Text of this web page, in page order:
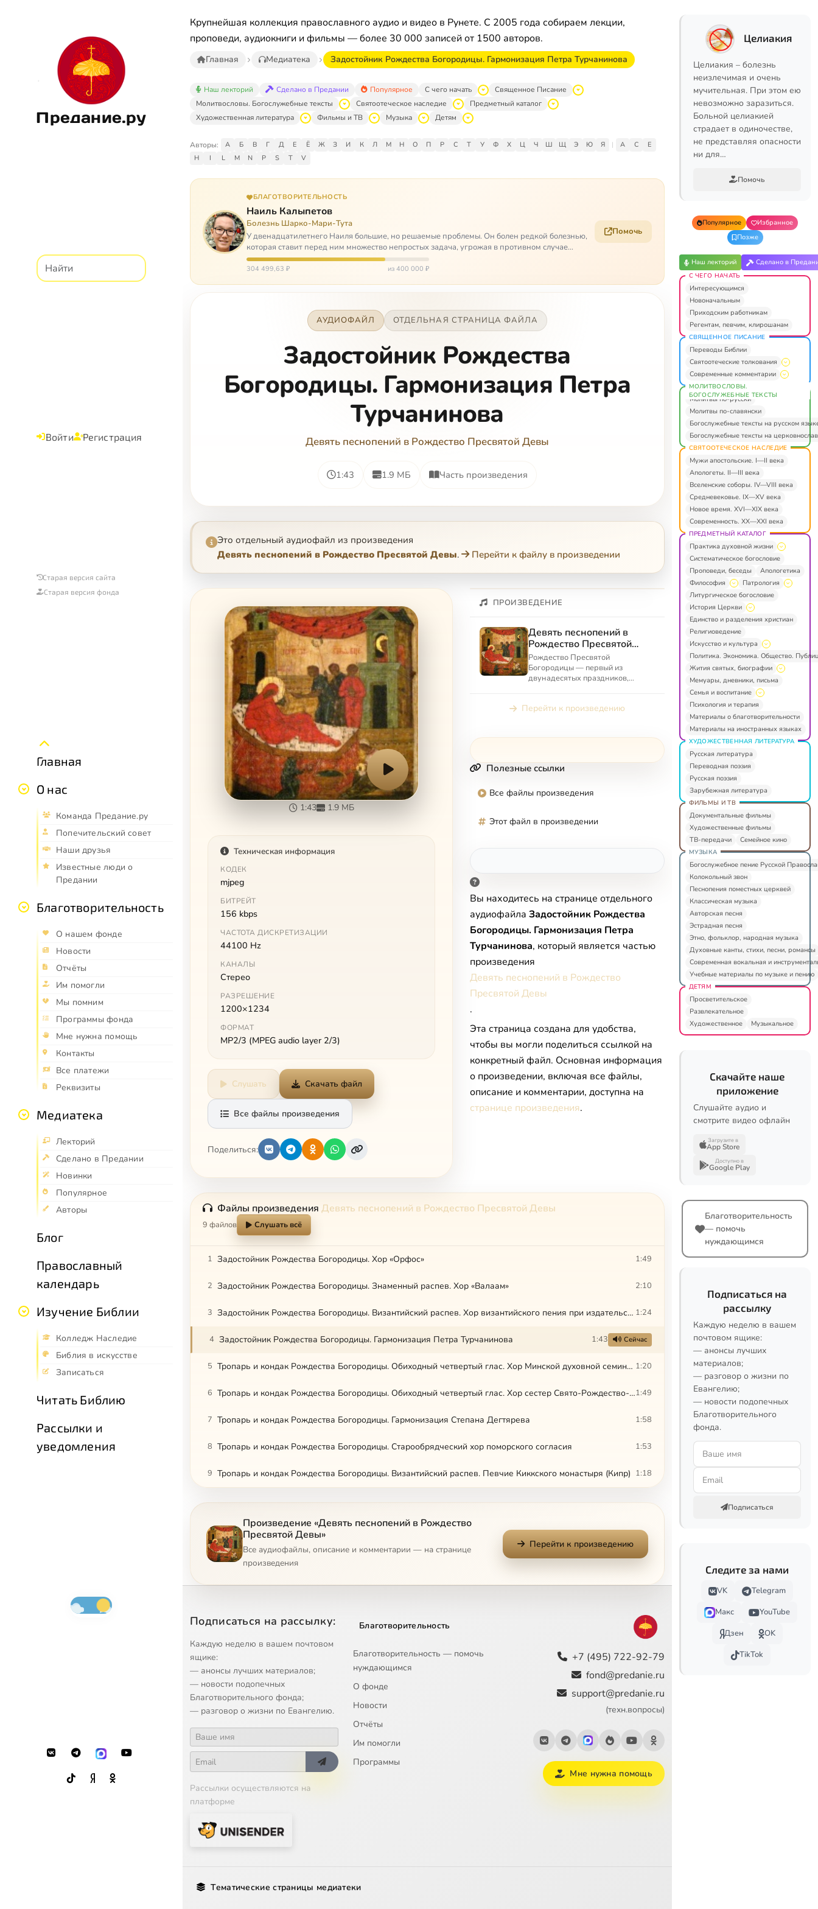
Предание.ру
Войти Регистрация
Старая версия сайта
Старая версия фонда
Главная
О нас
Команда Предание.ру
Попечительский совет
Наши друзья
Известные люди о
Предании
Благотворительность
О нашем фонде
Новости
Отчёты
Им помогли
Мы помним
Программы фонда
Мне нужна помощь
Контакты
Все платежи
Реквизиты
Медиатека
Лекторий
Сделано в Предании
Новинки
Популярное
Авторы
Блог
Православный
календарь
Изучение Библии
Колледж Наследие
Библия в искусстве
Записаться
Читать Библию
Рассылки и
уведомления
Крупнейшая коллекция православного аудио и видео в Рунете. С 2005 года собираем лекции,
проповеди, аудиокниги и фильмы — более 30 000 записей от 1500 авторов.
Главная Медиатека Задостойник Рождества Богородицы. Гармонизация Петра Турчанинова
Наш лекторий Сделано в Предании Популярное С чего начать
Священное Писание
Молитвословы. Богослужебные тексты
Святоотеческое наследие
Предметный каталог
Художественная литература
Фильмы и ТВ Музыка Детям
Авторы: А Б В Г Д Е Ё Ж З И К Л М Н О П Р С Т У Ф Х Ц Ч Ш Щ Э Ю Я | A C
E
H
I L M N P S T V
БЛАГОТВОРИТЕЛЬНОСТЬ
Наиль Калыпетов
Болезнь Шарко-Мари-Тута
У двенадцатилетнего Наиля большие, но решаемые проблемы. Он болен редкой болезнью,
которая ставит перед ним множество непростых задача, угрожая в противном случае
парализацией и да…
304 499,63 ₽ из 400 000 ₽
Помочь
АУДИОФАЙЛ ОТДЕЛЬНАЯ СТРАНИЦА ФАЙЛА
Задостойник Рождества
Богородицы. Гармонизация Петра
Турчанинова
Девять песнопений в Рождество Пресвятой Девы
1:43 1.9 МБ Часть произведения
Это отдельный аудиофайл из произведения
Девять песнопений в Рождество Пресвятой Девы. Перейти к файлу в произведении
1:43 1.9 МБ
Техническая информация
КОДЕК
mjpeg
БИТРЕЙТ
156 kbps
ЧАСТОТА ДИСКРЕТИЗАЦИИ
44100 Hz
КАНАЛЫ
Стерео
РАЗРЕШЕНИЕ
1200×1234
ФОРМАТ
MP2/3 (MPEG audio layer 2/3)
Слушать Скачать файл
Все файлы произведения
Поделиться:
ПРОИЗВЕДЕНИЕ
Девять песнопений в
Рождество Пресвятой
Девы
Рождество Пресвятой
Богородицы — первый из
двунадесятых праздников,
Вы можете послушать в э...
Перейти к произведению
Полезные ссылки
Все файлы произведения
Этот файл в произведении
Вы находитесь на странице отдельного
аудиофайла Задостойник Рождества
Богородицы. Гармонизация Петра
Турчанинова, который является частью
произведения
Девять песнопений в Рождество
Пресвятой Девы
.
Эта страница создана для удобства,
чтобы вы могли поделиться ссылкой на
конкретный файл. Основная информация
о произведении, включая все файлы,
описание и комментарии, доступна на
странице произведения.
Файлы произведения Девять песнопений в Рождество Пресвятой Девы
9 файлов Слушать всё
1 Задостойник Рождества Богородицы. Хор «Орфос» 1:49
2 Задостойник Рождества Богородицы. Знаменный распев. Хор «Валаам» 2:10
3 Задостойник Рождества Богородицы. Византийский распев. Хор византийского пения при издательстве «Святая гора» 1:24
4 Задостойник Рождества Богородицы. Гармонизация Петра Турчанинова 1:43 Сейчас
5 Тропарь и кондак Рождества Богородицы. Обиходный четвертый глас. Хор Минской духовной семинарии 1:20
6 Тропарь и кондак Рождества Богородицы. Обиходный четвертый глас. Хор сестер Свято-Рождество-Богородичного Александровского женского монастыря1:49
7 Тропарь и кондак Рождества Богородицы. Гармонизация Степана Дегтярева 1:58
8 Тропарь и кондак Рождества Богородицы. Старообрядческий хор поморского согласия 1:53
9 Тропарь и кондак Рождества Богородицы. Византийский распев. Певчие Киккского монастыря (Кипр) 1:18
Произведение «Девять песнопений в Рождество
Пресвятой Девы»
Все аудиофайлы, описание и комментарии — на странице
произведения
Перейти к произведению
Подписаться на рассылку:
Каждую неделю в вашем почтовом
ящике:
— анонсы лучших материалов;
— новости подопечных
Благотворительного фонда;
— разговор о жизни по Евангелию.
Рассылки осуществляются на
платформе
Благотворительность
Благотворительность — помочь
нуждающимся
О фонде
Новости
Отчёты
Им помогли
Программы
+7 (495) 722-92-79
fond@predanie.ru
support@predanie.ru
(техн.вопросы)
Мне нужна помощь
Тематические страницы медиатеки
Целиакия
Целиакия – болезнь
неизлечимая и очень
мучительная. При этом ею
невозможно заразиться.
Больной целиакией
страдает в одиночестве,
не представляя опасности
ни для…
Помочь
Популярное
Избранное
Позже
Наш лекторий Сделано в
С ЧЕГО НАЧАТЬ
Интересующимся
Новоначальным
Приходским работникам
Регентам, певчим, клирошанам
СВЯЩЕННОЕ ПИСАНИЕ
Переводы Библии
Святоотеческие толкования
Современные комментарии
МОЛИТВОСЛОВЫ.
БОГОСЛУЖЕБНЫЕ ТЕКСТЫ
Молитвы по-русски
Молитвы по-славянски
Богослужебные тексты на русском
Богослужебные тексты на
СВЯТООТЕЧЕСКОЕ НАСЛЕДИЕ
Мужи апостольские. I—II века
Апологеты. II—III века
Вселенские соборы. IV—VIII века
Средневековье. IX—XV века
Новое время. XVI—XIX века
Современность. XX—XXI века
ПРЕДМЕТНЫЙ КАТАЛОГ
Практика духовной жизни
Систематическое богословие
Проповеди, беседы
Апологетика
Философия
Патрология
Литургическое богословие
История Церкви
Единство и разделения христиан
Религиоведение
Искусство и культура
Политика. Экономика. Общество.
Жития святых, биографии
Мемуары, дневники, письма
Семья и воспитание
Психология и терапия
Материалы о благотворительности
Материалы на иностранных языках
ХУДОЖЕСТВЕННАЯ ЛИТЕРАТУРА
Русская литература
Переводная поэзия
Русская поэзия
Зарубежная литература
ФИЛЬМЫ И ТВ
Документальные фильмы
Художественные фильмы
ТВ-передачи
Семейное кино
МУЗЫКА
Богослужебное пение Русской
Колокольный звон
Песнопения поместных церквей
Классическая музыка
Авторская песня
Эстрадная песня
Этно, фольклор, народная музыка
Духовные канты, стихи, песни, романсы
Современная вокальная и
Учебные материалы по музыке и пению
ДЕТЯМ
Просветительское
Развлекательное
Художественное
Музыкальное
Скачайте наше
приложение
Слушайте аудио и
смотрите видео офлайн
Загрузите в
App Store
Доступно в
Google Play
Благотворительность
— помочь
нуждающимся
Подписаться на
рассылку
Каждую неделю в вашем
почтовом ящике:
— анонсы лучших
материалов;
— разговор о жизни по
Евангелию;
— новости подопечных
Благотворительного
фонда.
Подписаться
Следите за нами
VK
Telegram
Макс
YouTube
Дзен
OK
TikTok